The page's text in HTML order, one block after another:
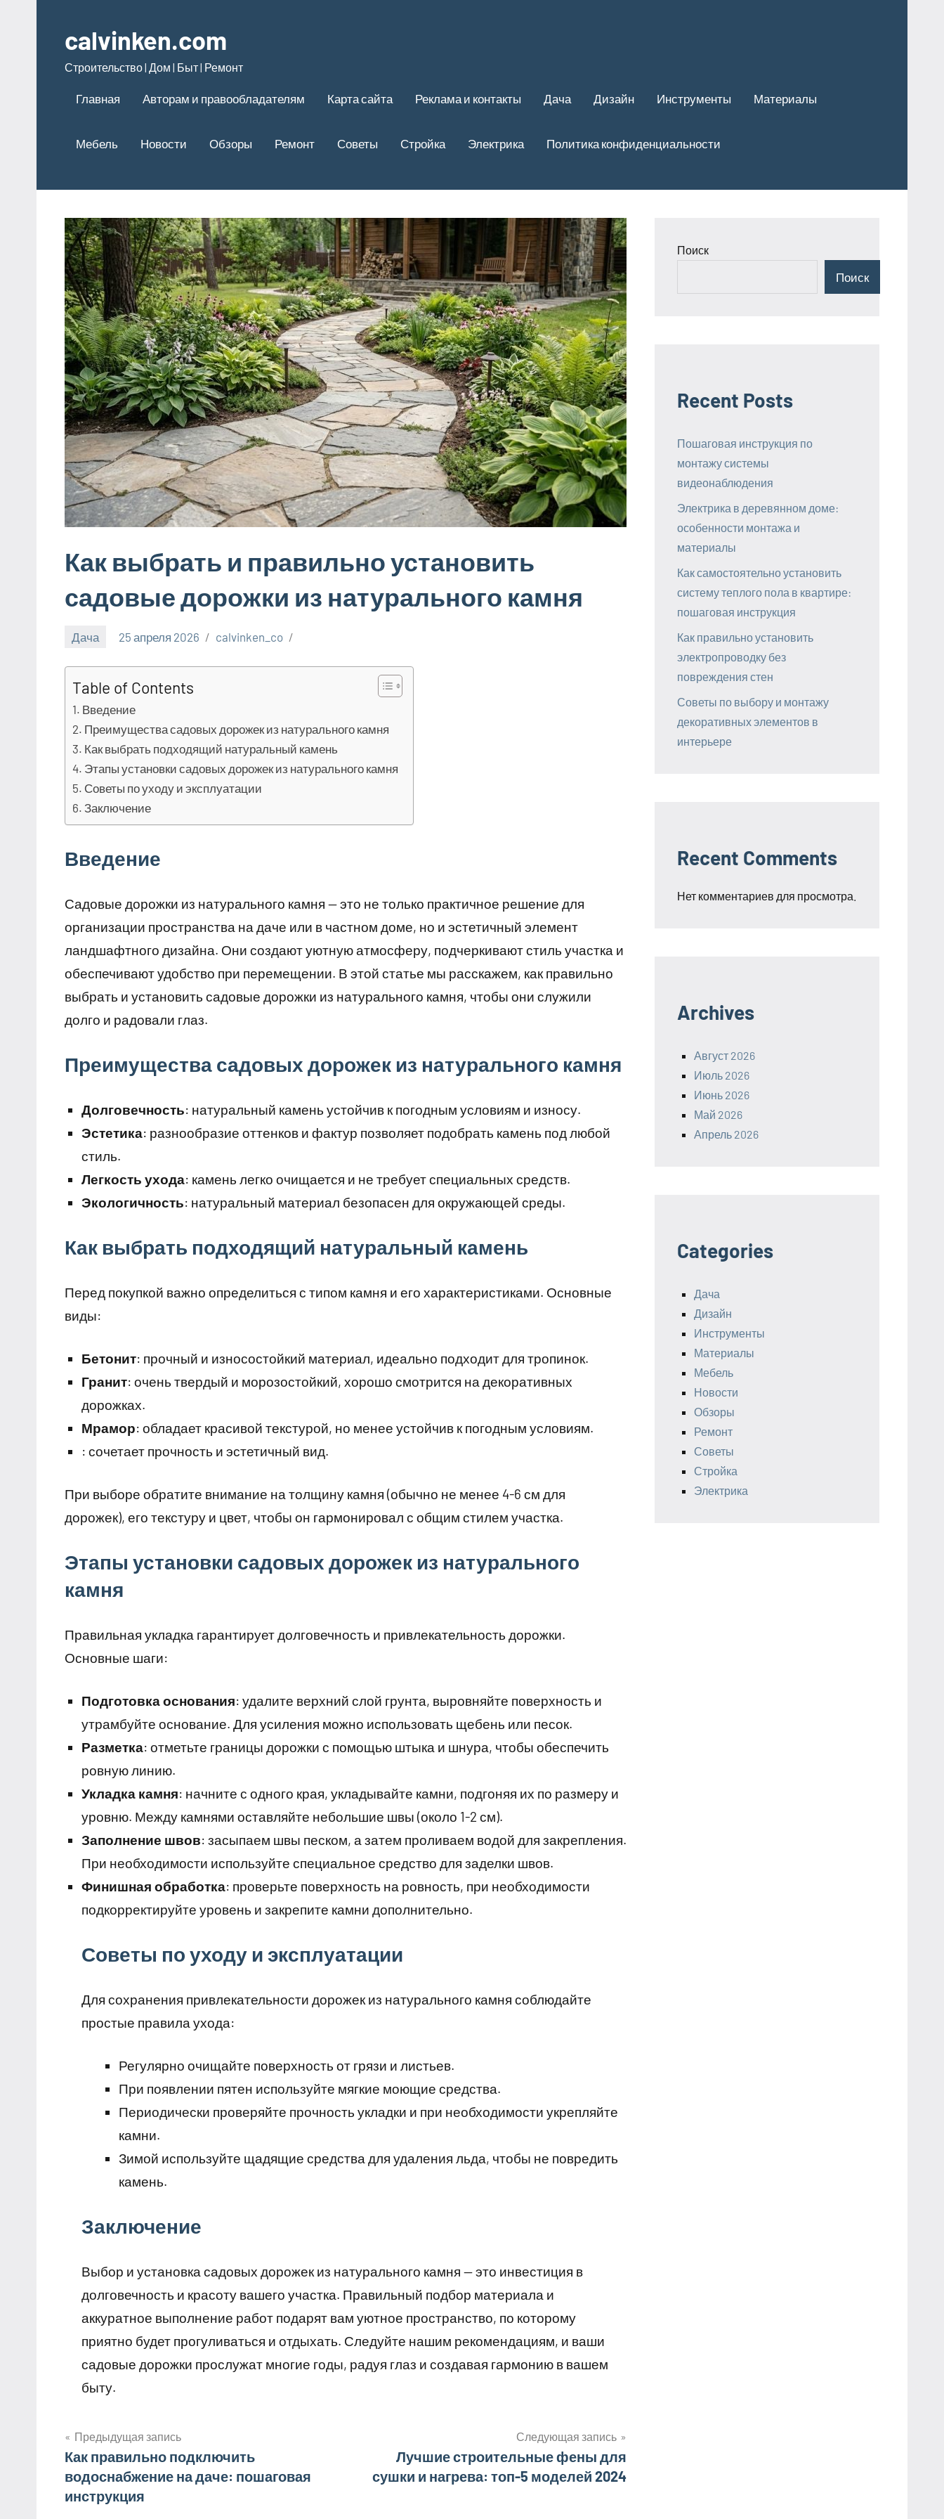
содержимому
calvinken.com
Строительство | Дом | Быт | Ремонт
Главная Авторам и правообладателям Карта сайта Реклама и контакты Дача Дизайн Инструменты Материалы
Мебель Новости Обзоры Ремонт Советы Стройка Электрика Политика конфиденциальности
Как выбрать и правильно установить
садовые дорожки из натурального камня
Дача 25 апреля 2026 calvinken_co
Table of Contents
Введение
Преимущества садовых дорожек из натурального камня
Как выбрать подходящий натуральный камень
Этапы установки садовых дорожек из натурального камня
Советы по уходу и эксплуатации
Заключение
Введение
Садовые дорожки из натурального камня — это не только практичное решение для
организации пространства на даче или в частном доме, но и эстетичный элемент
ландшафтного дизайна. Они создают уютную атмосферу, подчеркивают стиль участка и
обеспечивают удобство при перемещении. В этой статье мы расскажем, как правильно
выбрать и установить садовые дорожки из натурального камня, чтобы они служили
долго и радовали глаз.
Преимущества садовых дорожек из натурального камня
Долговечность: натуральный камень устойчив к погодным условиям и износу.
Эстетика: разнообразие оттенков и фактур позволяет подобрать камень под любой
стиль.
Легкость ухода: камень легко очищается и не требует специальных средств.
Экологичность: натуральный материал безопасен для окружающей среды.
Как выбрать подходящий натуральный камень
Перед покупкой важно определиться с типом камня и его характеристиками. Основные
виды:
Бетонит: прочный и износостойкий материал, идеально подходит для тропинок.
Гранит: очень твердый и морозостойкий, хорошо смотрится на декоративных
дорожках.
Мрамор: обладает красивой текстурой, но менее устойчив к погодным условиям.
: сочетает прочность и эстетичный вид.
При выборе обратите внимание на толщину камня (обычно не менее 4-6 см для
дорожек), его текстуру и цвет, чтобы он гармонировал с общим стилем участка.
Этапы установки садовых дорожек из натурального
камня
Правильная укладка гарантирует долговечность и привлекательность дорожки.
Основные шаги:
Подготовка основания: удалите верхний слой грунта, выровняйте поверхность и
утрамбуйте основание. Для усиления можно использовать щебень или песок.
Разметка: отметьте границы дорожки с помощью штыка и шнура, чтобы обеспечить
ровную линию.
Укладка камня: начните с одного края, укладывайте камни, подгоняя их по размеру и
уровню. Между камнями оставляйте небольшие швы (около 1-2 см).
Заполнение швов: засыпаем швы песком, а затем проливаем водой для закрепления.
При необходимости используйте специальное средство для заделки швов.
Финишная обработка: проверьте поверхность на ровность, при необходимости
подкорректируйте уровень и закрепите камни дополнительно.
Советы по уходу и эксплуатации
Для сохранения привлекательности дорожек из натурального камня соблюдайте
простые правила ухода:
Регулярно очищайте поверхность от грязи и листьев.
При появлении пятен используйте мягкие моющие средства.
Периодически проверяйте прочность укладки и при необходимости укрепляйте
камни.
Зимой используйте щадящие средства для удаления льда, чтобы не повредить
камень.
Заключение
Выбор и установка садовых дорожек из натурального камня — это инвестиция в
долговечность и красоту вашего участка. Правильный подбор материала и
аккуратное выполнение работ подарят вам уютное пространство, по которому
приятно будет прогуливаться и отдыхать. Следуйте нашим рекомендациям, и ваши
садовые дорожки прослужат многие годы, радуя глаз и создавая гармонию в вашем
быту.
Навигация
по
Предыдущая запись
Как правильно подключить
водоснабжение на даче: пошаговая
инструкция
Следующая запись
Лучшие строительные фены для
сушки и нагрева: топ-5 моделей 2024
Поиск
Поиск
Recent Posts
Пошаговая инструкция по
монтажу системы
видеонаблюдения
Электрика в деревянном доме:
особенности монтажа и
материалы
Как самостоятельно установить
систему теплого пола в квартире:
пошаговая инструкция
Как правильно установить
электропроводку без
повреждения стен
Советы по выбору и монтажу
декоративных элементов в
интерьере
Recent Comments
Нет комментариев для просмотра.
Archives
Август 2026
Июль 2026
Июнь 2026
Май 2026
Апрель 2026
Categories
Дача
Дизайн
Инструменты
Материалы
Мебель
Новости
Обзоры
Ремонт
Советы
Стройка
Электрика